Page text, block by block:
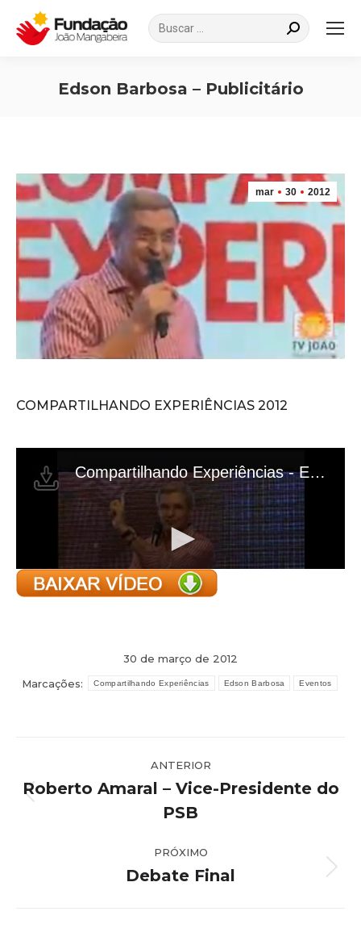
Search:
Edson Barbosa – Publicitário
mar 30 2012
COMPARTILHANDO EXPERIÊNCIAS 2012
30 de março de 2012
Marcações:
Compartilhando Experiências Edson Barbosa Eventos
de
post:
ANTERIOR
anterior:
Roberto Amaral – Vice-Presidente do
PSB
PRÓXIMO
Próximo
Debate Final